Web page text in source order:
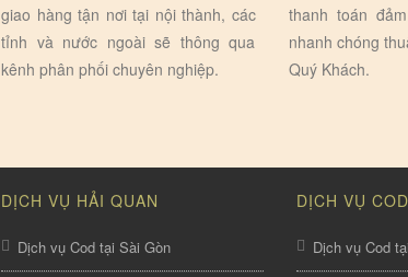
giao hàng tận nơi tại nội thành, các
tỉnh và nước ngoài sẽ thông qua
kênh phân phối chuyên nghiệp.
thanh toán
nhanh chóng
Quý Khách.
DỊCH VỤ HẢI QUAN
Dịch vụ Cod tại Sài Gòn
DỊCH VỤ COD
Dịch vụ Cod